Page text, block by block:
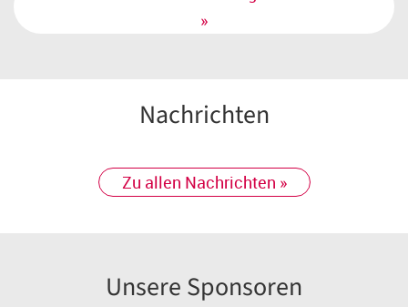
»
Nachrichten
Zu allen Nachrichten »
Unsere Sponsoren